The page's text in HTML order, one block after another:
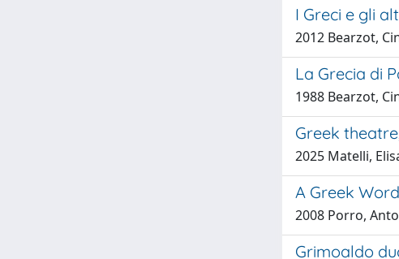
I Greci e gli
2012 Bearzot,
La Grecia di
1988 Bearzot,
Greek
2025 Matelli,
A Greek
2008 Porro,
Grimoaldo